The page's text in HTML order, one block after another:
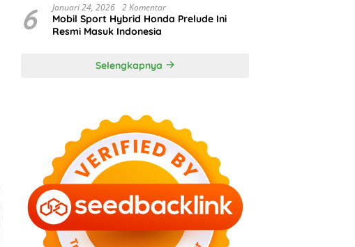
6 Januari 24, 2026 2 Komentar
Mobil Sport Hybrid Honda Prelude Ini
Resmi Masuk Indonesia
Selengkapnya